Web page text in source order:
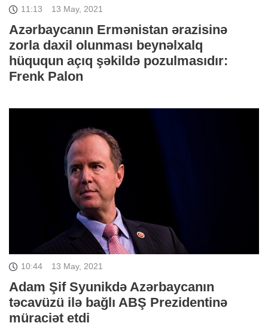
11:13 13 May, 2021
Azərbaycanın Ermənistan ərazisinə
zorla daxil olunması beynəlxalq
hüququn açıq şəkildə pozulmasıdır:
Frenk Palon
10:44 13 May, 2021
Adam Şif Syunikdə Azərbaycanın
təcavüzü ilə bağlı ABŞ Prezidentinə
müraciət etdi